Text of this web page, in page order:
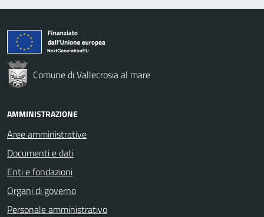
Comune di Vallecrosia al mare
AMMINISTRAZIONE
Aree amministrative
Documenti e dati
Enti e fondazioni
Organi di governo
Personale amministrativo